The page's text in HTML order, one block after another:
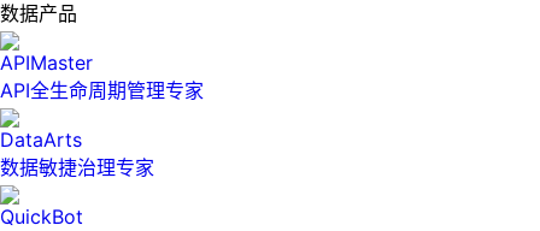
数据产品
APIMaster
API全生命周期管理专家
DataArts
数据敏捷治理专家
QuickBot